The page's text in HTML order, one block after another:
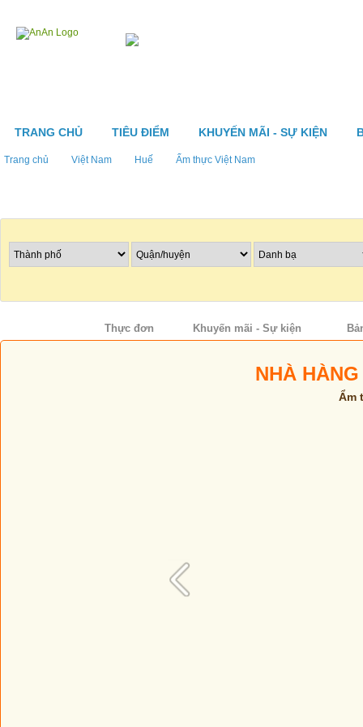
TRANG CHỦ TIÊU ĐIỂM KHUYẾN MÃI - SỰ KIỆN
Trang chủ Việt Nam Huế Ẩm thực Việt Nam
Thực đơn Khuyến mãi - Sự kiện
NHÀ
Ẩm